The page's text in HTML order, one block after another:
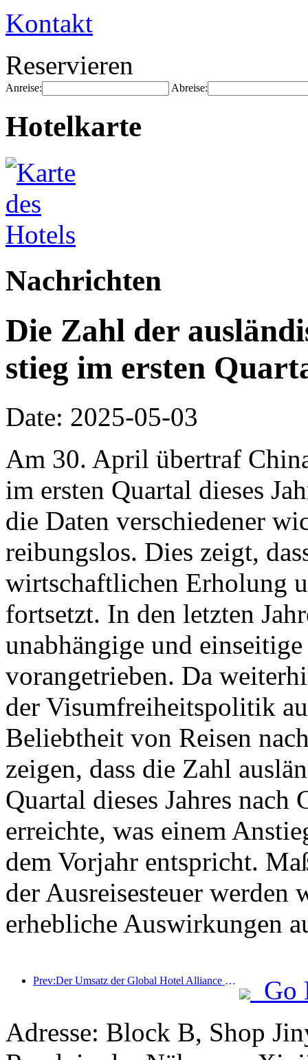
Kontakt
Reservieren
Anreise: Abreise:
Hotelkarte
Nachrichten
Die Zahl der
stieg im ersten
Date: 2025-05-03
Am 30. April übertraf
im ersten Quartal dieses
die Daten verschiedener
reibungslos. Dies zeigt,
wirtschaftlichen Erholung
fortsetzt. In den letzten
unabhängige und
vorangetrieben. Da
der Visumfreiheitspolitik
Beliebtheit von Reisen
zeigen, dass die Zahl
Quartal dieses Jahres
erreichte, was einem
dem Vorjahr entspricht.
der Ausreisesteuer werden
erhebliche Auswirkungen
Prev:Der Umsatz der Global Hotel Alliance wird im ersten Quartal 2025 um 15 % steigen
Go
Adresse: Block B, Shop